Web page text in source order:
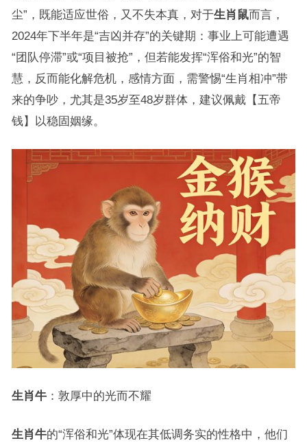
尘”，既能适应世俗，又不失本真，对于生肖鼠而言，
2024年下半年是“吉凶并存”的关键期：事业上可能遭遇
“团队停滞”或“项目被抢”，但若能发挥“浑俗和光”的智
慧，反而能化解危机，感情方面，需警惕“生肖相冲”带
来的争吵，尤其是35岁至48岁群体，建议佩戴【五帝
钱】以稳固姻缘。
生肖牛：敦厚中的光而不耀
生肖牛的“浑俗和光”体现在其低调务实的性格中，他们